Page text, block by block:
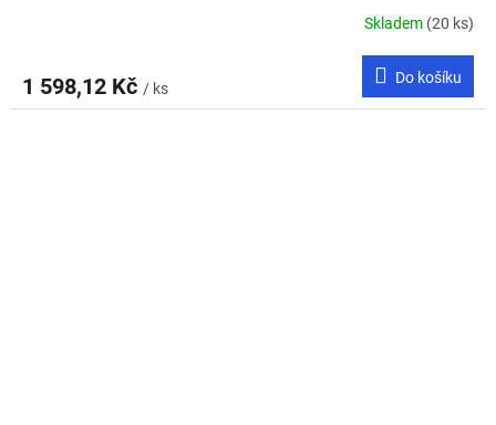
Skladem (20 ks)
1 598,12 Kč / ks
Do košíku